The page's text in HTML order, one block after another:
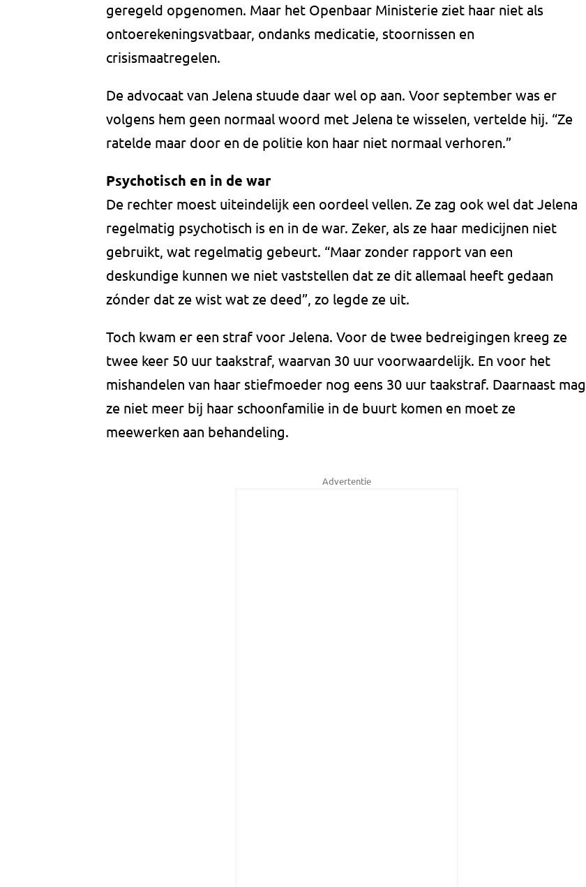
geregeld opgenomen. Maar het Openbaar Ministerie ziet haar niet als
ontoerekeningsvatbaar, ondanks medicatie, stoornissen en
crisismaatregelen.
De advocaat van Jelena stuude daar wel op aan. Voor september was er
volgens hem geen normaal woord met Jelena te wisselen, vertelde hij. “Ze
ratelde maar door en de politie kon haar niet normaal verhoren.”
Psychotisch en in de war
De rechter moest uiteindelijk een oordeel vellen. Ze zag ook wel dat Jelena
regelmatig psychotisch is en in de war. Zeker, als ze haar medicijnen niet
gebruikt, wat regelmatig gebeurt. “Maar zonder rapport van een
deskundige kunnen we niet vaststellen dat ze dit allemaal heeft gedaan
zónder dat ze wist wat ze deed”, zo legde ze uit.
Toch kwam er een straf voor Jelena. Voor de twee bedreigingen kreeg ze
twee keer 50 uur taakstraf, waarvan 30 uur voorwaardelijk. En voor het
mishandelen van haar stiefmoeder nog eens 30 uur taakstraf. Daarnaast mag
ze niet meer bij haar schoonfamilie in de buurt komen en moet ze
meewerken aan behandeling.
Advertentie